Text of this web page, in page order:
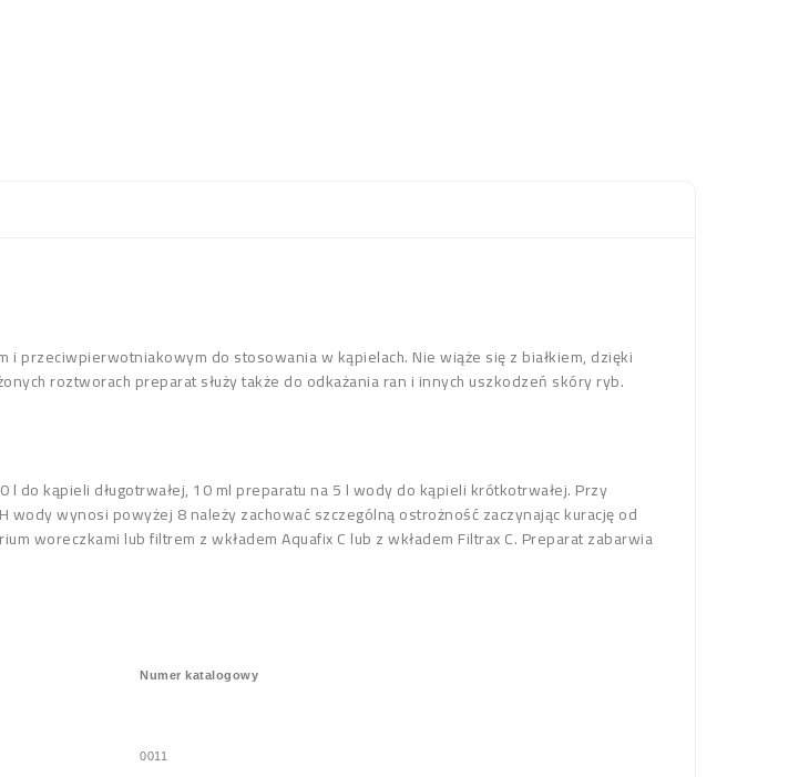
przeciwpierwotniakowym do stosowania w kąpielach. Nie wiąże się z białkiem, dzięki
roztworach preparat służy także do odkażania ran i innych uszkodzeń skóry ryb.
kąpieli długotrwałej, 10 ml preparatu na 5 l wody do kąpieli krótkotrwałej. Przy
wynosi powyżej 8 należy zachować szczególną ostrożność zaczynając kurację od
woreczkami lub filtrem z wkładem Aquafix C lub z wkładem Filtrax C. Preparat zabarwia
Numer katalogowy
0011